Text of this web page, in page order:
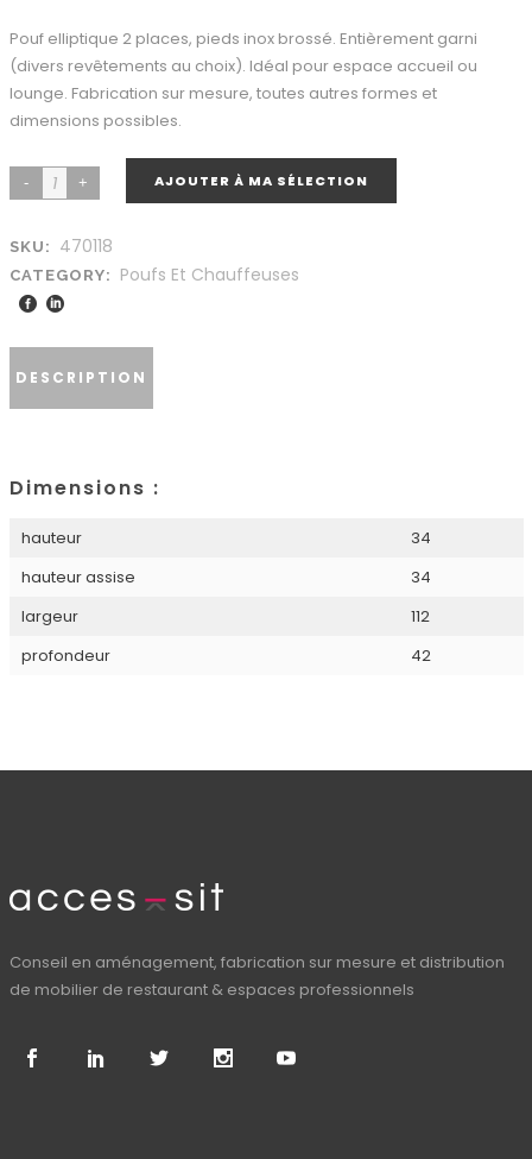
Pouf elliptique 2 places, pieds inox brossé. Entièrement garni
(divers revêtements au choix). Idéal pour espace accueil ou
lounge. Fabrication sur mesure, toutes autres formes et
dimensions possibles.
AJOUTER À MA SÉLECTION
SKU: 470118
CATEGORY: Poufs Et Chauffeuses
DESCRIPTION
Dimensions :
hauteur
34
hauteur assise
34
largeur
112
profondeur
42
Conseil en aménagement, fabrication sur mesure et distribution
de mobilier de restaurant & espaces professionnels